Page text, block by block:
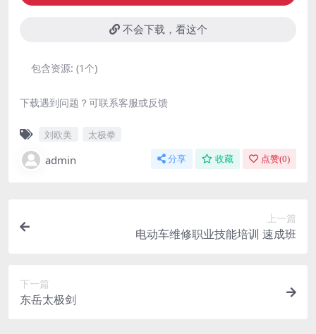
不会下载，看这个
包含资源: (1个)
下载遇到问题？可联系客服或反馈
刘欧美 太极拳
admin 分享 收藏 点赞(0)
上一篇
电动车维修职业技能培训 速成班
下一篇
东岳太极剑